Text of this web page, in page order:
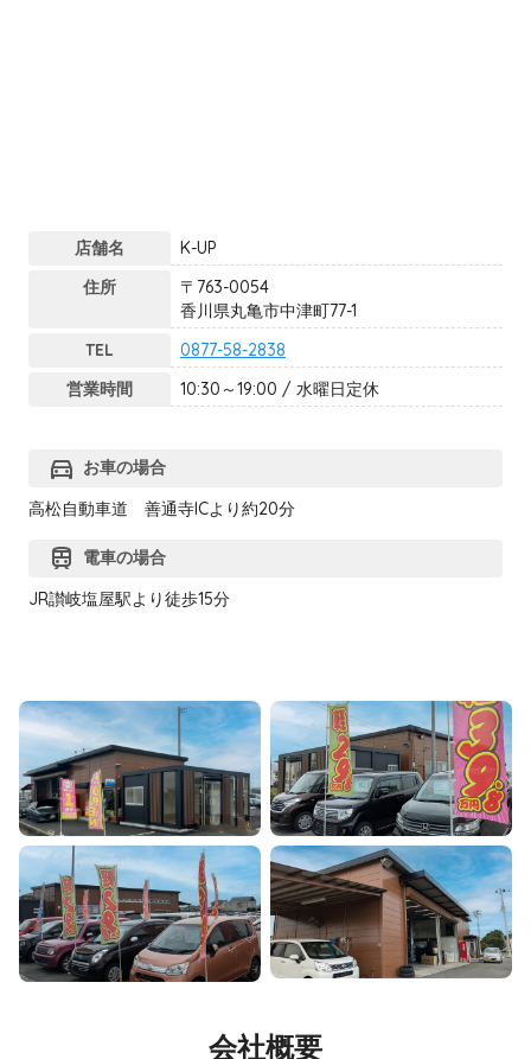
店舗名
K-UP
住所
〒763-0054
香川県丸亀市中津町77-1
TEL
0877-58-2838
営業時間
10:30～19:00 / 水曜日定休
directions_car お車の場合
高松自動車道 善通寺ICより約20分
train
電車の場合
JR讃岐塩屋駅より徒歩15分
会社概要